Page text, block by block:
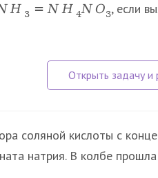
H 3 = N H 4N O3, если
соляной кислоты с
натрия. В колбе